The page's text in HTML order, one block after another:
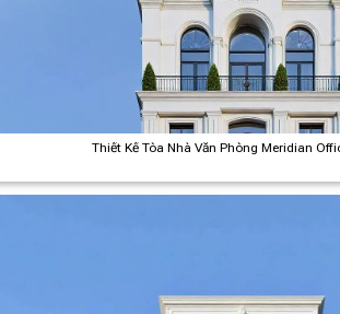
Thiết Kế Tòa Nhà Văn Phòng Meridian